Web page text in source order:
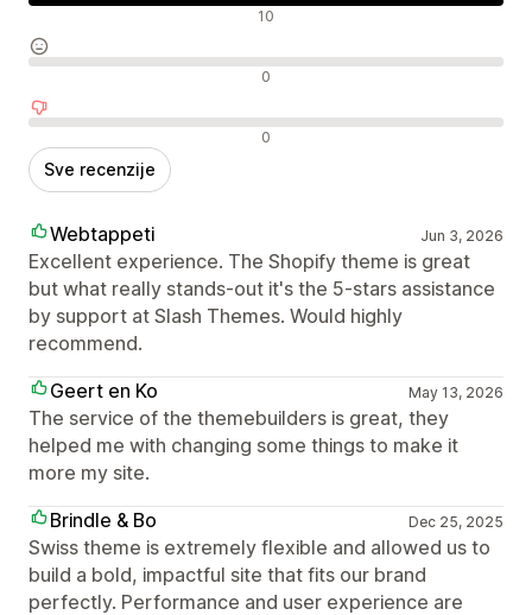
Pozitivne recenzije 10
Neutralne recenzije 0
Negativne recenzije 0
Sve recenzije
Webtappeti Jun 3, 2026
Excellent experience. The Shopify theme is great
but what really stands-out it's the 5-stars assistance
by support at Slash Themes. Would highly
recommend.
Geert en Ko
May 13, 2026
The service of the themebuilders is great, they
helped me with changing some things to make it
more my site.
Brindle & Bo
Dec 25, 2025
Swiss theme is extremely flexible and allowed us to
build a bold, impactful site that fits our brand
perfectly. Performance and user experience are